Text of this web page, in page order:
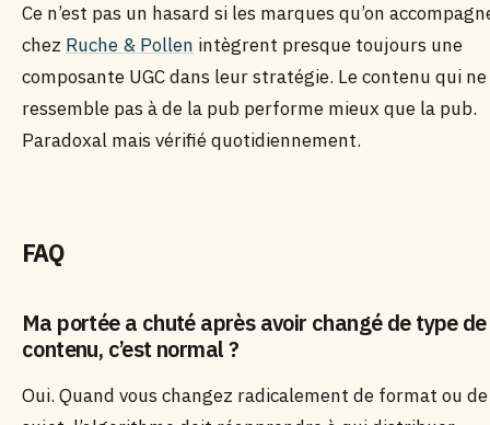
Ce n’est pas un hasard si les marques qu’on
chez Ruche & Pollen intègrent presque toujours une
composante UGC dans leur stratégie. Le contenu qui ne
ressemble pas à de la pub performe mieux que la pub.
Paradoxal mais vérifié quotidiennement.
FAQ
Ma portée a chuté après avoir changé de type de
contenu, c’est normal ?
Oui. Quand vous changez radicalement de format ou de